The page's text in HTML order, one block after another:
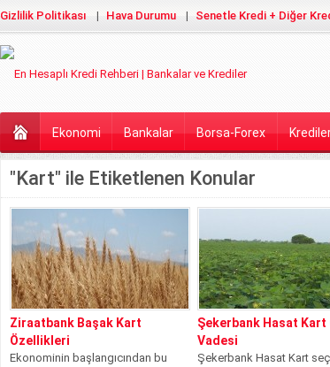
Gizlilik Politikası Hava Durumu Senetle Kredi + Diğer
Ekonomi Bankalar Borsa-Forex
"Kart" ile Etiketlenen Konular
Ziraatbank Başak Kart
Özellikleri
Ekonominin başlangıcından bu
Şekerbank Hasat Kart
Vadesi
Şekerbank Hasat Kart